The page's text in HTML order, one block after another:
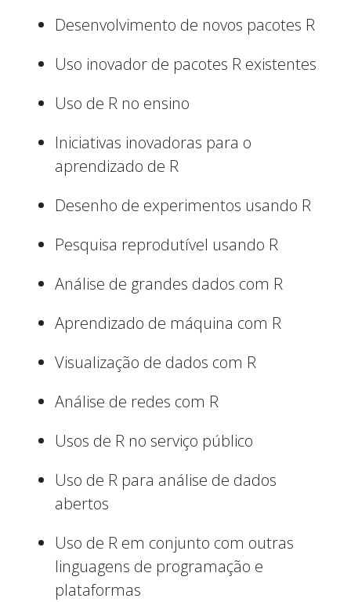
Desenvolvimento de novos pacotes R
Uso inovador de pacotes R existentes
Uso de R no ensino
Iniciativas inovadoras para o
aprendizado de R
Desenho de experimentos usando R
Pesquisa reprodutível usando R
Análise de grandes dados com R
Aprendizado de máquina com R
Visualização de dados com R
Análise de redes com R
Usos de R no serviço público
Uso de R para análise de dados
abertos
Uso de R em conjunto com outras
linguagens de programação e
plataformas